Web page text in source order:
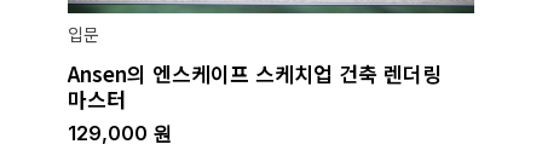
입문
Ansen의 엔스케이프 스케치업 건축 렌더링
마스터
129,000 원